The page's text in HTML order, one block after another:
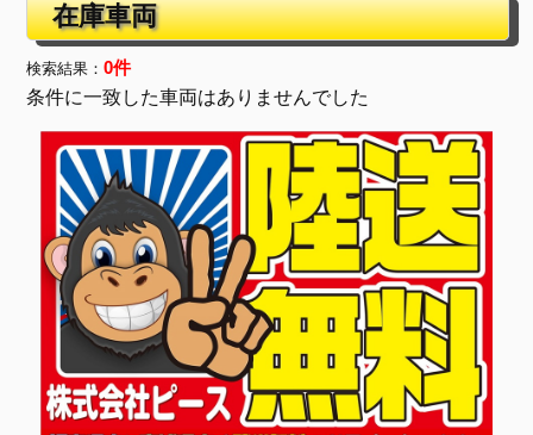
在庫車両
検索結果：0件
条件に一致した車両はありませんでした